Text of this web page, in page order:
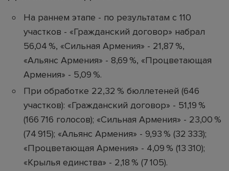
На раннем этапе - по результатам с 110
участков - «Гражданский договор» набрал
56,04 %, «Сильная Армения» - 21,87 %,
«Альянс Армения» - 8,69 %, «Процветающая
Армения» - 5,09 %.
При обработке 22,32 % бюллетеней (646
участков): «Гражданский договор» - 51,19 %
(166 716 голосов); «Сильная Армения» - 23,00 %
(74 915); «Альянс Армения» - 9,93 % (32 333);
«Процветающая Армения» - 4,09 % (13 310);
«Крылья единства» - 2,18 % (7 105).